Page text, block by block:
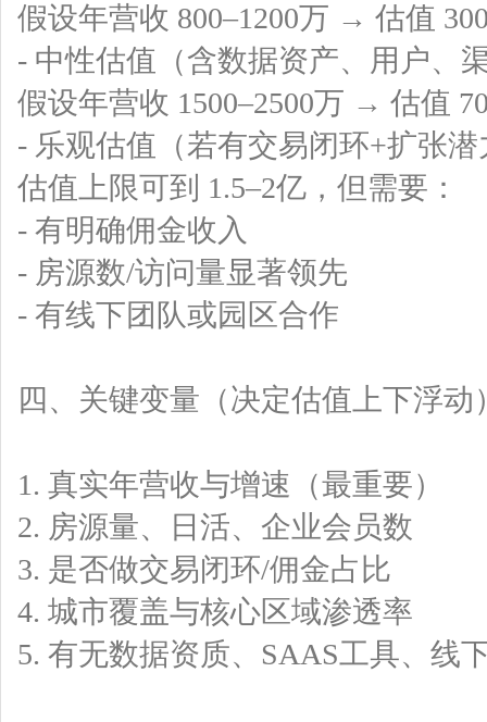
假设年营收 800–1200万 → 估值
- 中性估值（含数据资产、用户、
假设年营收 1500–2500万 → 估值
- 乐观估值（若有交易闭环+扩张潜
估值上限可到 1.5–2亿，但需要：
- 有明确佣金收入
- 房源数/访问量显著领先
- 有线下团队或园区合作
四、关键变量（决定估值上下浮动
1. 真实年营收与增速（最重要）
2. 房源量、日活、企业会员数
3. 是否做交易闭环/佣金占比
4. 城市覆盖与核心区域渗透率
5. 有无数据资质、SAAS工具、线